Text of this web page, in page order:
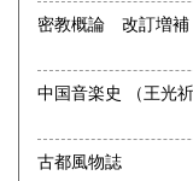
中国音楽史 （王
古都風物誌